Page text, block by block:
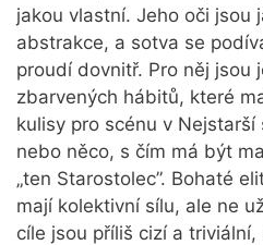
jakou vlastní. Jeho oči jsou
abstrakce, a sotva se
proudí dovnitř. Pro něj jsou
zbarvených hábitů, které
kulisy pro scénu v
nebo něco, s čím má být
„ten Starostolec”. Bohaté
mají kolektivní sílu, ale ne
cíle jsou příliš cizí a